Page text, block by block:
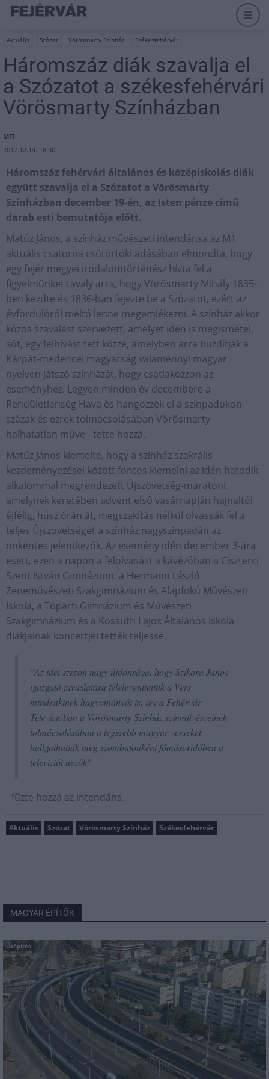
Aktuális Szózat Vörösmarty Színház Székesfehérvár
Háromszáz diák szavalja el
a Szózatot a székesfehérvári
Vörösmarty Színházban
MTI
2017.12.14. 18:30
Háromszáz fehérvári általános és középiskolás diák
együtt szavalja el a Szózatot a Vörösmarty
Színházban december 19-én, az Isten pénze című
darab esti bemutatója előtt.
Matúz János, a színház művészeti intendánsa az M1
aktuális csatorna csütörtöki adásában elmondta, hogy
egy fejér megyei irodalomtörténész hívta fel a
figyelmünket tavaly arra, hogy Vörösmarty Mihály 1835-
ben kezdte és 1836-ban fejezte be a Szózatot, ezért az
évfordulóról méltó lenne megemlékezni. A színház akkor
közös szavalást szervezett, amelyet idén is megismétel,
sőt, egy felhívást tett közzé, amelyben arra buzdítják a
Kárpát-medencei magyarság valamennyi magyar
nyelven játszó színházát, hogy csatlakozzon az
eseményhez. Legyen minden év decembere a
Rendületlenség Hava és hangozzék el a színpadokon
százak és ezrek tolmácsolásában Vörösmarty
halhatatlan műve - tette hozzá.
Matúz János kiemelte, hogy a színház szakrális
kezdeményezései között fontos kiemelni az idén hatodik
alkalommal megrendezett Újszövetség-maratont,
amelynek keretében advent első vasárnapján hajnaltól
éjfélig, húsz órán át, megszakítás nélkül olvassák fel a
teljes Újszövetséget a színház nagyszínpadán az
önkéntes jelentkezők. Az esemény idén december 3-ára
esett, ezen a napon a felolvasást a kávézóban a Ciszterci
Szent István Gimnázium, a Hermann László
Zeneművészeti Szakgimnázium és Alapfokú Művészeti
Iskola, a Tóparti Gimnázium és Művészeti
Szakgimnázium és a Kossuth Lajos Általános Iskola
diákjainak koncertjei tették teljessé.
"Az idei szezon nagy újdonsága, hogy Szikora János
igazgató javaslatára felelevenítettük a Vers
mindenkinek hagyományát is, így a Fehérvár
Televízióban a Vörösmarty Színház színművészeinek
tolmácsolásában a legszebb magyar verseket
hallgathatják meg szombatonként főműsoridőben a
televíziót nézők"
- fűzte hozzá az intendáns.
Aktuális Szózat Vörösmarty Színház Székesfehérvár
MAGYAR ÉPÍTŐK
Útépítés